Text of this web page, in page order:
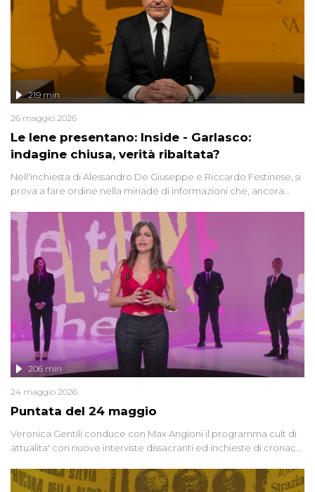
Le Iene presentano: Inside - Garlasco:
indagine chiusa, verità ribaltata?
219 min
26 maggio 2026
Nell'inchiesta di Alessandro De Giuseppe e Riccardo Festinese, si
prova a fare ordine nella miriade di informazioni che, ancora
giudiziarie più discusse degli ultimi anni. Lo speciale ricostruisce la
vicenda mettendo in fila testimonianze, errori, dettagli
controversi e i protagonisti di un'indagine che sembra non avere
fine.
Puntata del 24 maggio
206 min
24 maggio 2026
Veronica Gentili conduce con Max Angioni il programma cult di
attualita' con nuove interviste dissacranti ed inchieste di cronaca